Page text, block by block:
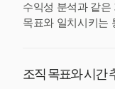
수익성 분석과 같
목표와 일치시키는
조직 목표와 시간